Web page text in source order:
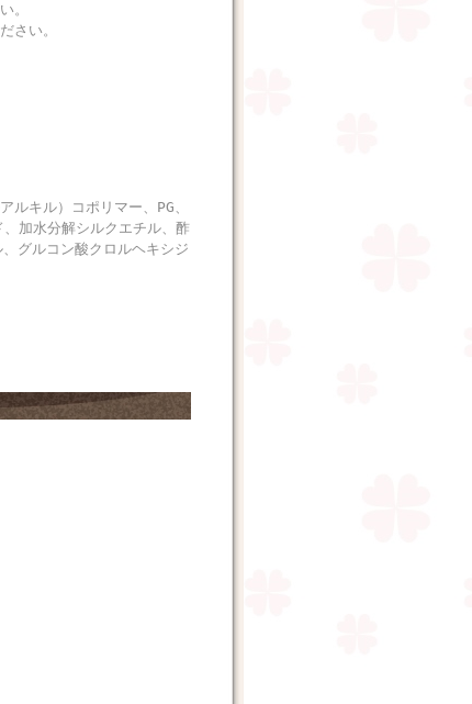
。
さい。
キル）コポリマー、PG、
加水分解シルクエチル、酢
グルコン酸クロルヘキシジ